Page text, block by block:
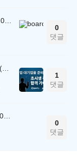
🧡위포트 전공필기 강의 리스트🧡(26.05.22 ver.)
0
댓글
💡공기업·대기업 초시생 합격 가이드 (26.04.21 ver.)
1
댓글
💡2026 신규 강의 업데이트 안내 (26.04.17 ver.)
0
댓글